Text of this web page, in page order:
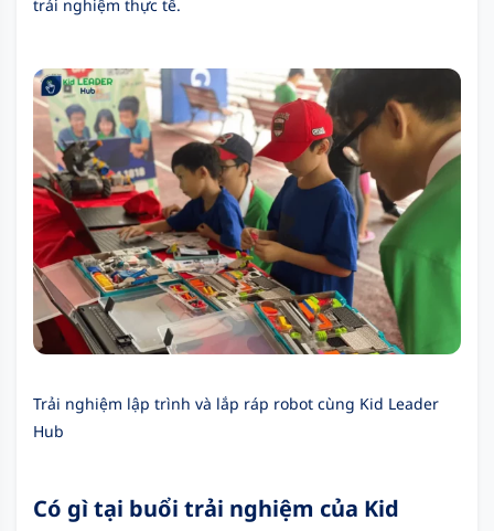
trải nghiệm thực tế.
Trải nghiệm lập trình và lắp ráp robot cùng Kid Leader
Hub
Có gì tại buổi trải nghiệm của Kid